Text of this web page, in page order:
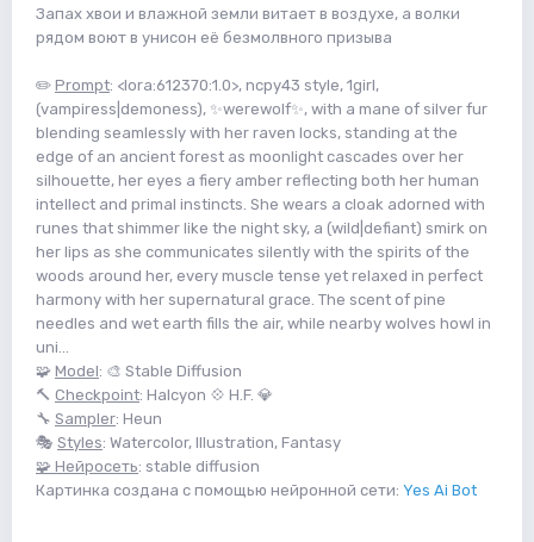
Запах хвои и влажной земли витает в воздухе, а волки
рядом воют в унисон её безмолвного призыва
✏️ Prompt: <lora:612370:1.0>, ncpy43 style, 1girl,
(vampiress|demoness), ✨werewolf✨, with a mane of silver fur
blending seamlessly with her raven locks, standing at the
edge of an ancient forest as moonlight cascades over her
silhouette, her eyes a fiery amber reflecting both her human
intellect and primal instincts. She wears a cloak adorned with
runes that shimmer like the night sky, a (wild|defiant) smirk on
her lips as she communicates silently with the spirits of the
woods around her, every muscle tense yet relaxed in perfect
harmony with her supernatural grace. The scent of pine
needles and wet earth fills the air, while nearby wolves howl in
uni...
🧩 Model: 🎨 Stable Diffusion
🔨 Checkpoint: Halcyon 💠 H.F. 💎
🔧 Sampler: Heun
🎭 Styles: Watercolor, Illustration, Fantasy
🧩 Нейросеть: stable diffusion
Картинка создана с помощью нейронной сети: Yes Ai Bot